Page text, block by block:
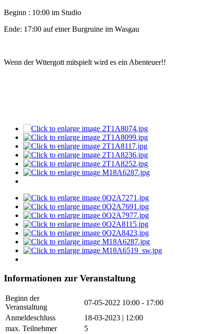
Beginn : 10:00 im Studio
Ende: 17:00 auf einer Burgruine im Wasgau
Wenn der Wttergott mitspielt wird es ein Abenteuer!!
Informationen zur Veranstaltung
Beginn der
Veranstaltung
07-05-2022 10:00 - 17:00
Anmeldeschluss
18-03-2023 | 12:00
max. Teilnehmer
5